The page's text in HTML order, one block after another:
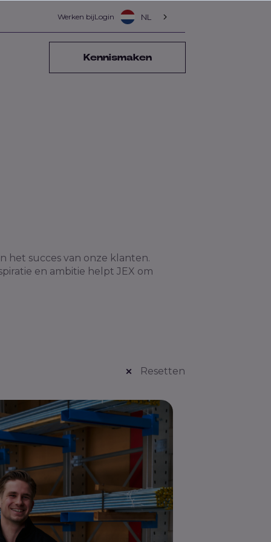
Werken bijLogin NL
Kennismaken
het succes van onze klanten.
en ambitie helpt JEX om
Resetten